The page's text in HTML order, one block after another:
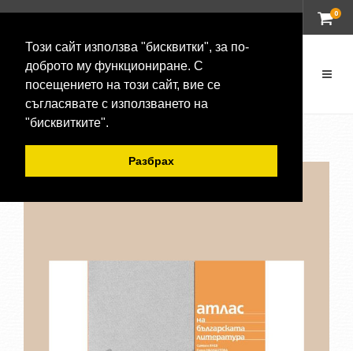
Този сайт използва "бисквитки", за по-
доброто му функциониране. С
посещението на този сайт, вие се
съгласявате с използването на
"бисквитките".
Разбрах
0
-20 %